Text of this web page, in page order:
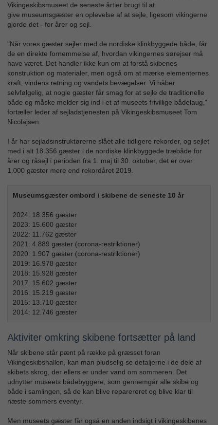
Vikingeskibsmuseet de seneste årtier brugt til at
give museumsgæster en oplevelse af at sejle, ligesom vikingerne
gjorde det - for årer og sejl.
"Når vores gæster sejler med de nordiske klinkbyggede både, får
de en direkte fornemmelse af, hvordan vikingernes sørejser må
have været. Det handler ikke kun om at forstå skibenes
konstruktion og materialer, men også om at mærke elementernes
kraft, vindens retning og vandets bevægelser. Vi håber
selvfølgelig, at nogle gæster får smag for at sejle de traditionelle
både og måske melder sig ind i et af museets frivillige bådelaug,”
fortæller leder af sejladstjenesten på Vikingeskibsmuseet Tom
Nicolajsen.
I år har sejladsinstruktørerne slået alle tidligere rekorder, og sejlet
med i alt 18.356 gæster i de nordiske klinkbyggede træbåde for
årer og råsejl i perioden fra 1. maj til 30. oktober, det er over
1.000 gæster mere end rekordåret 2019.
Museumsgæster ombord i skibene de seneste 10 år
2024: 18.356 gæster
2023: 15.600 gæster
2022: 11.762 gæster
2021: 4.889 gæster (corona-restriktioner)
2020: 1.907 gæster (corona-restriktioner)
2019: 16.978 gæster
2018: 15.928 gæster
2017: 15.602 gæster
2016: 15.219 gæster
2015: 13.710 gæster
2014: 12.746 gæster
Aktiviter omkring skibene fortsætter på land
Når skibene står pænt på række på græsset foran
Vikingeskibshallen, kan man pludselig se detaljerne i de dele af
skibets skrog, der ellers er under vand om sommeren. Det
udnytter museets bådebyggere, som gennemgår alle skibe og
både i samlingen, så de kan blive reparereret og blive klar til
næste sommers eventyr.
Men museets gæster får også en anden indsigt i vikingeskibenes